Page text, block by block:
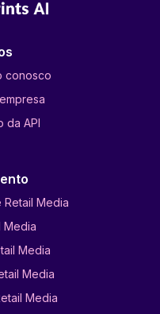
conosco
da API
Media
Media
Media
Media
Media